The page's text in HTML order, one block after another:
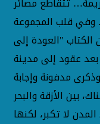
وفي قلب المجموعة
الكتاب "العودة إلى
بعد عقود إلى مدينة
مدفونة وإجابة
بين الأزقة والبحر
لا تكبر، لكنها